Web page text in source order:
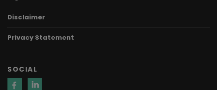
Disclaimer
Privacy Statement
SOCIAL